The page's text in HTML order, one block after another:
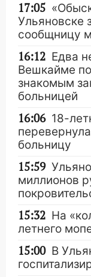
17:05
Ульяновске
сообщницу
16:12 Едва
Вешкайме
знакомым
больницей
16:06 18-
больницу
15:59
миллионов
15:32 На
летнего
15:00 В